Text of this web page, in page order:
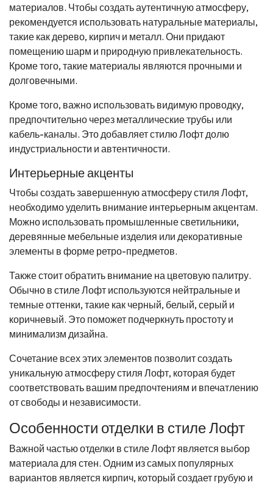
материалов. Чтобы создать аутентичную атмосферу,
рекомендуется использовать натуральные материалы,
такие как дерево, кирпич и металл. Они придают
помещению шарм и природную привлекательность.
Кроме того, такие материалы являются прочными и
долговечными.
Кроме того, важно использовать видимую проводку,
предпочтительно через металлические трубы или
кабель-каналы. Это добавляет стилю Лофт долю
индустриальности и автентичности.
Интерьерные акценты
Чтобы создать завершенную атмосферу стиля Лофт,
необходимо уделить внимание интерьерным акцентам.
Можно использовать промышленные светильники,
деревянные мебельные изделия или декоративные
элементы в форме ретро-предметов.
Также стоит обратить внимание на цветовую палитру.
Обычно в стиле Лофт используются нейтральные и
темные оттенки, такие как черный, белый, серый и
коричневый. Это поможет подчеркнуть простоту и
минимализм дизайна.
Сочетание всех этих элементов позволит создать
уникальную атмосферу стиля Лофт, которая будет
соответствовать вашим предпочтениям и впечатлению
от свободы и независимости.
Особенности отделки в стиле Лофт
Важной частью отделки в стиле Лофт является выбор
материала для стен. Одним из самых популярных
вариантов является кирпич, который создает грубую и